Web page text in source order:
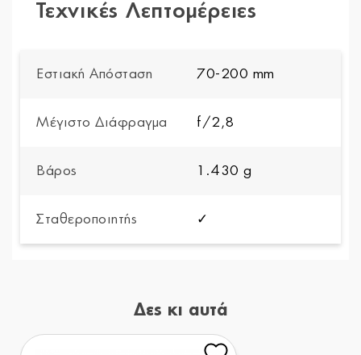
Τεχνικές Λεπτομέρειες
Εστιακή Απόσταση 70-200 mm
Μέγιστο Διάφραγμα f/2,8
Βάρος 1.430 g
Σταθεροποιητής ✓
Δες κι αυτά